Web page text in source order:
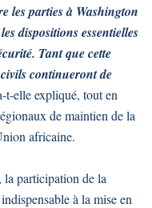
les parties à Washington
dispositions essentielles
Tant que cette
continueront de
t-elle expliqué, tout en
de maintien de la
africaine.
participation de la
à la mise en